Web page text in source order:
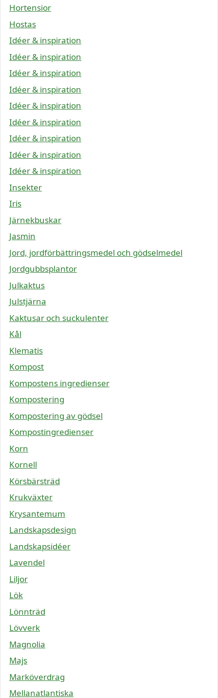
Hortensior
Hostas
Idéer & inspiration
Idéer & inspiration
Idéer & inspiration
Idéer & inspiration
Idéer & inspiration
Idéer & inspiration
Idéer & inspiration
Idéer & inspiration
Idéer & inspiration
Insekter
Iris
Järnekbuskar
Jasmin
Jord, jordförbättringsmedel och gödselmedel
Jordgubbsplantor
Julkaktus
Julstjärna
Kaktusar och suckulenter
Kål
Klematis
Kompost
Kompostens ingredienser
Kompostering
Kompostering av gödsel
Kompostingredienser
Korn
Kornell
Körsbärsträd
Krukväxter
Krysantemum
Landskapsdesign
Landskapsidéer
Lavendel
Liljor
Lök
Lönnträd
Lövverk
Magnolia
Majs
Marköverdrag
Mellanatlantiska